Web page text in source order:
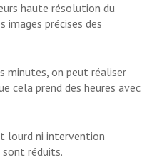
haute résolution du
précises des
minutes, on peut réaliser
cela prend des heures avec
lourd ni intervention
sont réduits.